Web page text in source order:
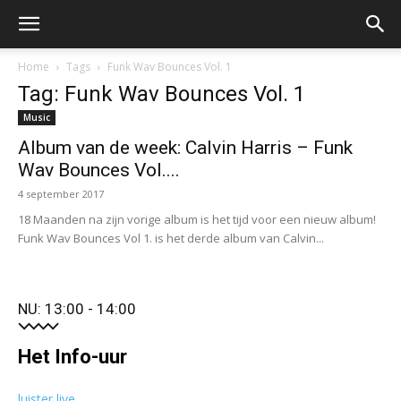
Home Tags Funk Wav Bounces Vol. 1
Tag: Funk Wav Bounces Vol. 1
Music
Album van de week: Calvin Harris – Funk
Wav Bounces Vol....
4 september 2017
18 Maanden na zijn vorige album is het tijd voor een nieuw album!
Funk Wav Bounces Vol 1. is het derde album van Calvin...
NU: 13:00 - 14:00
Het Info-uur